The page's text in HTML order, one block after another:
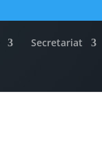
Secretariat